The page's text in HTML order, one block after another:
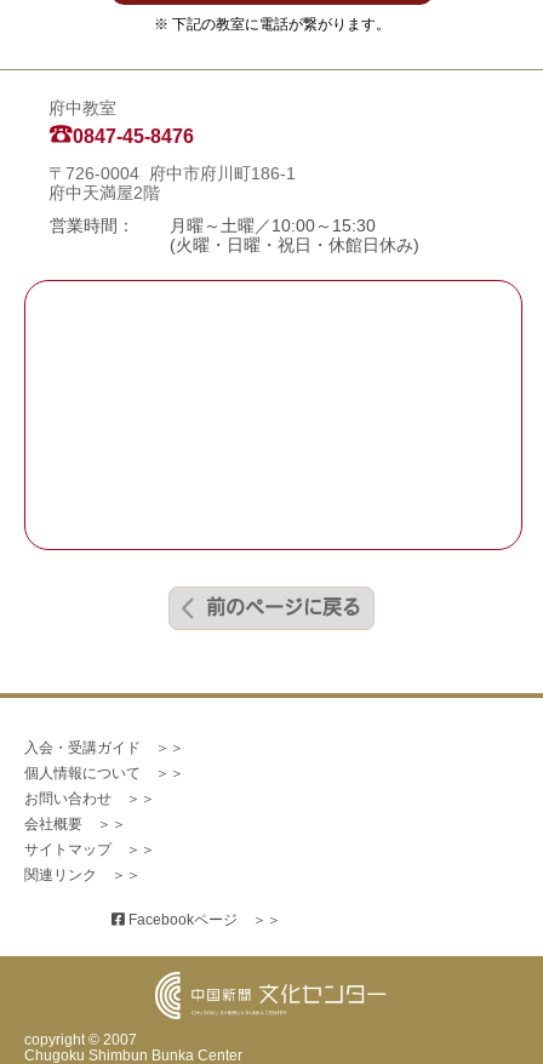
※ 下記の教室に電話が繋がります。
府中教室
0847-45-8476
〒726-0004 府中市府川町186-1
府中天満屋2階
営業時間：
月曜～土曜／10:00～15:30
(火曜・日曜・祝日・休館日休み)
前のページに戻る
入会・受講ガイド　＞＞
個人情報について　＞＞
お問い合わせ　＞＞
会社概要　＞＞
サイトマップ　＞＞
関連リンク　＞＞
Facebookページ　＞＞
copyright © 2007
Chugoku Shimbun Bunka Center